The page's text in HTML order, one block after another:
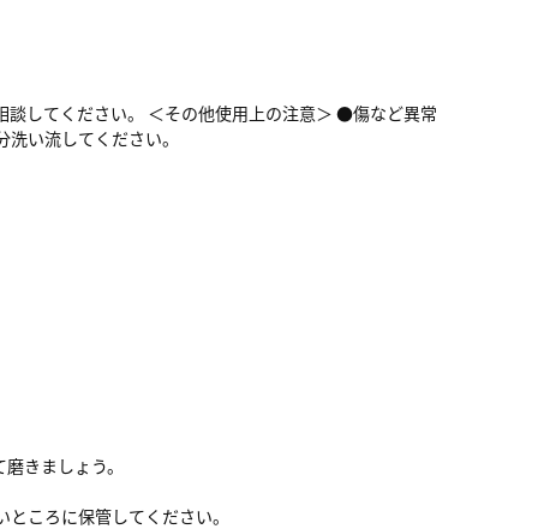
してください。 ＜その他使用上の注意＞ ●傷など異常
い流してください。
きましょう。
ころに保管してください。